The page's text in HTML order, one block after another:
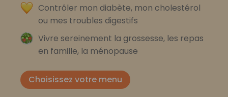
Contrôler mon diabète, mon cholestérol
ou mes troubles digestifs
Vivre sereinement la grossesse, les repas
en famille, la ménopause
Choisissez votre menu